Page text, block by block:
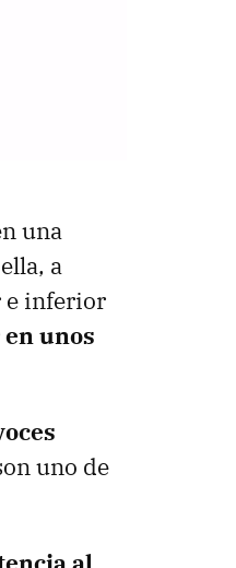
una
a
e inferior
unos
uno de